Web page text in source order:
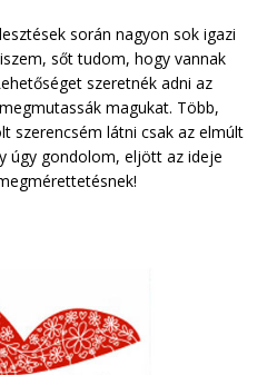
során nagyon sok igazi
sőt tudom, hogy vannak
szeretnék adni az
magukat. Több,
szerencsém látni csak az elmúlt
úgy gondolom, eljött az ideje